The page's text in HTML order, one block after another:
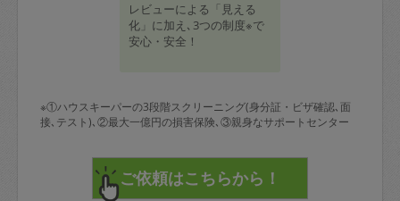
レビューによる「見える
化」に加え､3つの制度※で
安心・安全！
※①ハウスキーパーの3段階スクリーニング(身分証・ビザ確認､面
接､テスト)､②最大一億円の損害保険､③親身なサポートセンター